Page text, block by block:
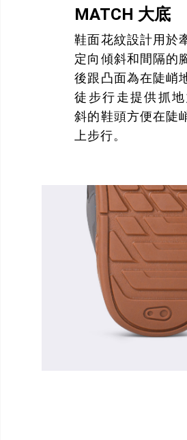
MATCH 大底
鞋面花紋設計用於
定向傾斜和間隔的
後跟凸面為在陡峭
徒步行走提供抓
斜的鞋頭方便在陡
上步行。